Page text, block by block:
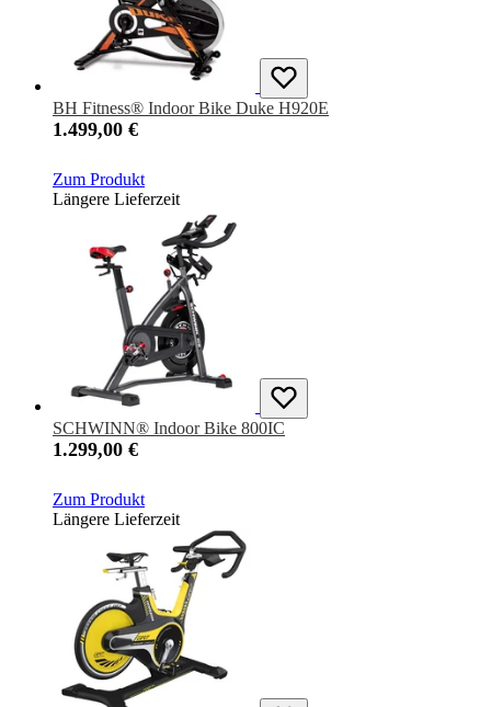
BH Fitness® Indoor Bike Duke H920E
1.499,00 €
Zum Produkt
Längere Lieferzeit
SCHWINN® Indoor Bike 800IC
1.299,00 €
Zum Produkt
Längere Lieferzeit